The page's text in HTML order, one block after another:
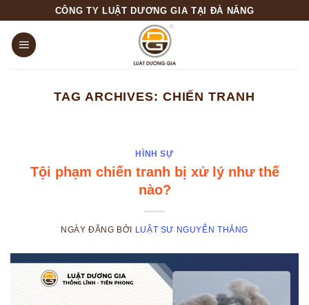
content
CÔNG TY LUẬT DƯƠNG GIA TẠI ĐÀ NẴNG
TAG ARCHIVES: CHIẾN TRANH
HÌNH SỰ
Tội phạm chiến tranh bị xử lý như thế
nào?
NGÀY ĐĂNG BỞI LUẬT SƯ NGUYỄN THẮNG